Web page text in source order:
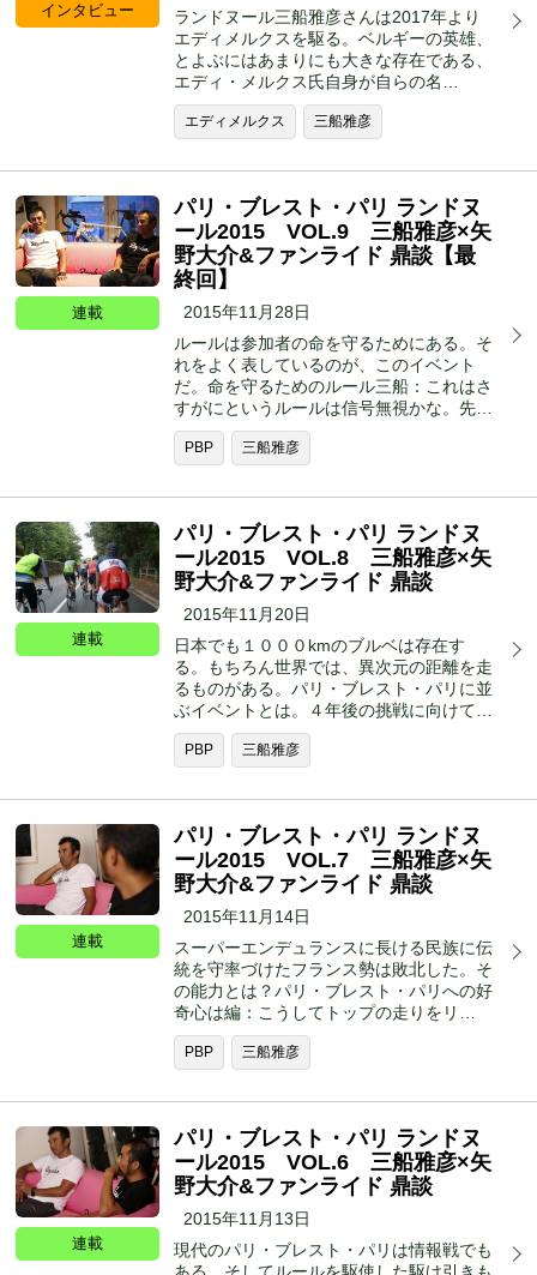
インタビュー
ランドヌール三船雅彦さんは2017年より
エディメルクスを駆る。ベルギーの英雄、
とよぶにはあまりにも大きな存在である、
エディ・メルクス氏自身が自らの名…
エディメルクス 三船雅彦
連載
パリ・ブレスト・パリ ランドヌ
ール2015 VOL.9 三船雅彦×矢
野大介&ファンライド 鼎談【最
終回】
2015年11月28日
ルールは参加者の命を守るためにある。そ
れをよく表しているのが、このイベント
だ。命を守るためのルール三船：これはさ
すがにというルールは信号無視かな。先…
PBP 三船雅彦
連載
パリ・ブレスト・パリ ランドヌ
ール2015 VOL.8 三船雅彦×矢
野大介&ファンライド 鼎談
2015年11月20日
日本でも１０００kmのブルベは存在す
る。もちろん世界では、異次元の距離を走
るものがある。パリ・ブレスト・パリに並
ぶイベントとは。４年後の挑戦に向けて…
PBP 三船雅彦
連載
パリ・ブレスト・パリ ランドヌ
ール2015 VOL.7 三船雅彦×矢
野大介&ファンライド 鼎談
2015年11月14日
スーパーエンデュランスに長ける民族に伝
統を守率づけたフランス勢は敗北した。そ
の能力とは？パリ・ブレスト・パリへの好
奇心は編：こうしてトップの走りをリ…
PBP 三船雅彦
連載
パリ・ブレスト・パリ ランドヌ
ール2015 VOL.6 三船雅彦×矢
野大介&ファンライド 鼎談
2015年11月13日
現代のパリ・ブレスト・パリは情報戦でも